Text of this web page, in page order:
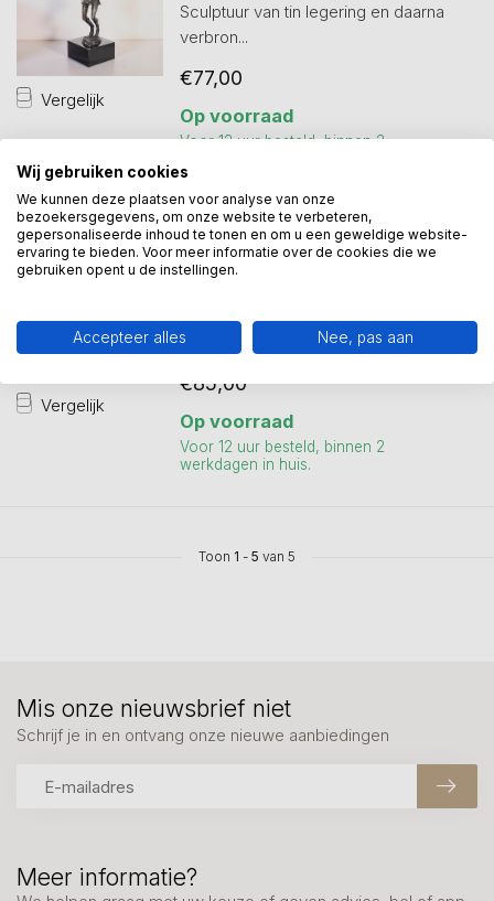
Vergelijk
Sculptuur van tin legering en daarna
verbron...
€77,00
Op voorraad
Voor 12 uur besteld, binnen 2
Vergelijk
GER VAN TANKEREN
Bronzen beeld Golfster
marmeren sokkel.
Zware kwaliteit. Tin...
€85,00
Op voorraad
Voor 12 uur besteld, binnen 2
werkdagen in huis.
Toon 1 - 5 van 5
Meer informatie?
Mis onze nieuwsbrief niet
Schrijf je in en ontvang onze nieuwe aanbiedingen
Wij gebruiken cookies
We kunnen deze plaatsen voor analyse van onze
bezoekersgegevens, om onze website te verbeteren,
gepersonaliseerde inhoud te tonen en om u een geweldige website-
ervaring te bieden. Voor meer informatie over de cookies die we
gebruiken opent u de instellingen.
Accepteer alles Nee, pas aan